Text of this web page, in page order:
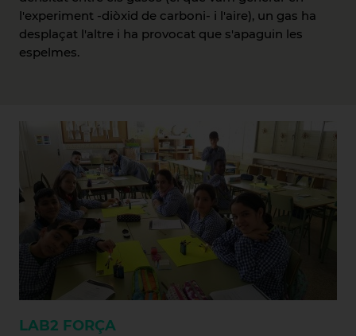
l'experiment -diòxid de carboni- i l'aire), un gas ha
desplaçat l'altre i ha provocat que s'apaguin les
espelmes.
LAB2 FORÇA